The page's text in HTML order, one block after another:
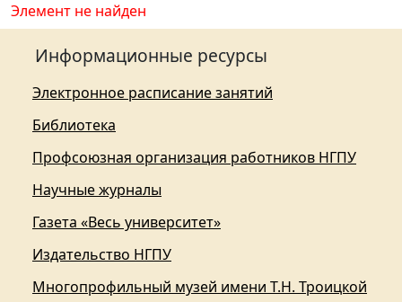
Элемент не найден
Информационные ресурсы
Электронное расписание занятий
Библиотека
Профсоюзная организация работников НГПУ
Научные журналы
Газета «Весь университет»
Издательство НГПУ
Многопрофильный музей имени Т.Н. Троицкой